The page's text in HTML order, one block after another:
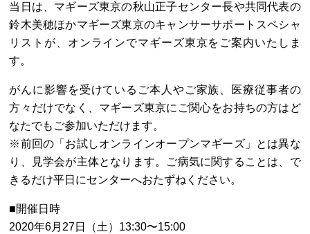
当日は、マギーズ東京の秋山正子センター長や共同代表の
鈴木美穂ほかマギーズ東京のキャンサーサポートスペシャ
リストが、オンラインでマギーズ東京をご案内いたしま
す。
がんに影響を受けているご本人やご家族、医療従事者の
方々だけでなく、マギーズ東京にご関心をお持ちの方はど
なたでもご参加いただけます。
※前回の「お試しオンラインオープンマギーズ」とは異な
り、見学会が主体となります。ご病気に関することは、で
きるだけ平日にセンターへおたずねください。
■開催日時
2020年6月27日（土）13:30〜15:00